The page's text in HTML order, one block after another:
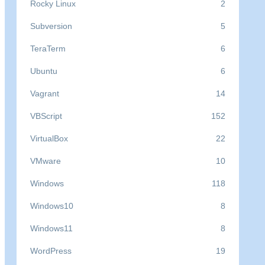
Rocky Linux 2
Subversion 5
TeraTerm 6
Ubuntu 6
Vagrant 14
VBScript 152
VirtualBox 22
VMware 10
Windows 118
Windows10 8
Windows11 8
WordPress 19